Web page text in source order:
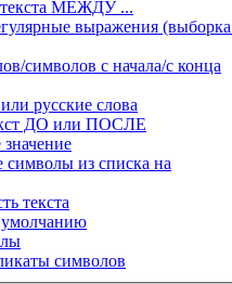
текста МЕЖДУ ...
выражения
символов с начала/с конца
русские слова
ДО или ПОСЛЕ
значение
символы из списка на
текста
умолчанию
символов